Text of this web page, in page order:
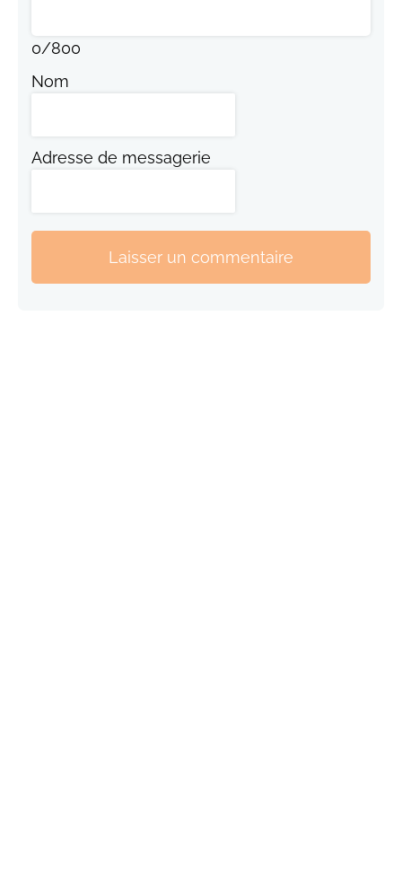
0/800
Nom
Adresse de messagerie
Laisser un commentaire